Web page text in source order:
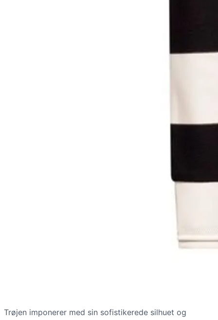
Trøjen imponerer med sin sofistikerede silhuet og